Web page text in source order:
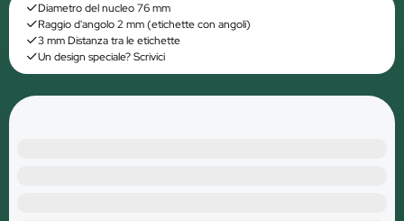
Diametro del nucleo 76 mm
Raggio d'angolo 2 mm (etichette con angoli)
3 mm Distanza tra le etichette
Un design speciale? Scrivici